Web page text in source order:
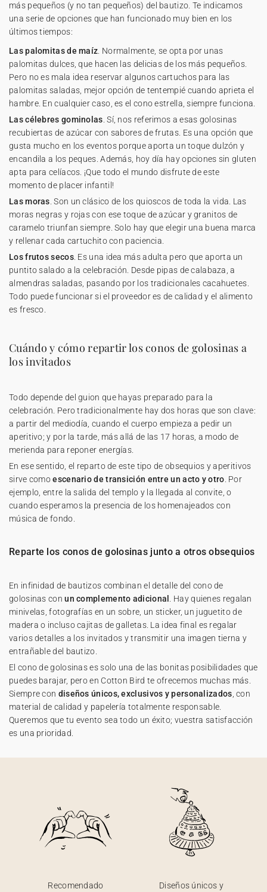
más pequeños (y no tan pequeños) del bautizo. Te indicamos
una serie de opciones que han funcionado muy bien en los
últimos tiempos:
Las palomitas de maíz . Normalmente, se opta por unas
palomitas dulces, que hacen las delicias de los más pequeños.
Pero no es mala idea reservar algunos cartuchos para las
palomitas saladas, mejor opción de tentempié cuando aprieta el
hambre. En cualquier caso, es el cono estrella, siempre funciona.
Las célebres gominolas . Sí, nos referimos a esas golosinas
recubiertas de azúcar con sabores de frutas. Es una opción que
gusta mucho en los eventos porque aporta un toque dulzón y
encandila a los peques. Además, hoy día hay opciones sin gluten
apta para celíacos. ¡Que todo el mundo disfrute de este
momento de placer infantil!
Las moras . Son un clásico de los quioscos de toda la vida. Las
moras negras y rojas con ese toque de azúcar y granitos de
caramelo triunfan siempre. Solo hay que elegir una buena marca
y rellenar cada cartuchito con paciencia.
Los frutos secos. Es una idea más adulta pero que aporta un
puntito salado a la celebración. Desde pipas de calabaza, a
almendras saladas, pasando por los tradicionales cacahuetes.
Todo puede funcionar si el proveedor es de calidad y el alimento
es fresco.
Cuándo y cómo repartir los conos de golosinas a
los invitados
Todo depende del guion que hayas preparado para la
celebración. Pero tradicionalmente hay dos horas que son clave:
a partir del mediodía, cuando el cuerpo empieza a pedir un
aperitivo; y por la tarde, más allá de las 17 horas, a modo de
merienda para reponer energías.
En ese sentido, el reparto de este tipo de obsequios y aperitivos
sirve comoescenario de transición entre un acto y otro . Por
ejemplo, entre la salida del templo y la llegada al convite, o
cuando esperamos la presencia de los homenajeados con
música de fondo.
Reparte los conos de golosinas junto a otros obsequios
En infinidad de bautizos combinan el detalle del cono de
golosinas conun complemento adicional
. Hay quienes regalan
minivelas, fotografías en un sobre, un sticker, un juguetito de
madera o incluso cajitas de galletas. La idea final es regalar
varios detalles a los invitados y transmitir una imagen tierna y
entrañable del bautizo.
El cono de golosinas es solo una de las bonitas posibilidades que
puedes barajar, pero en Cotton Bird te ofrecemos muchas más.
Siempre con diseños únicos, exclusivos y personalizados , con
material de calidad y papelería totalmente responsable.
Queremos que tu evento sea todo un éxito; vuestra satisfacción
es una prioridad.
Recomendado
Diseños únicos y